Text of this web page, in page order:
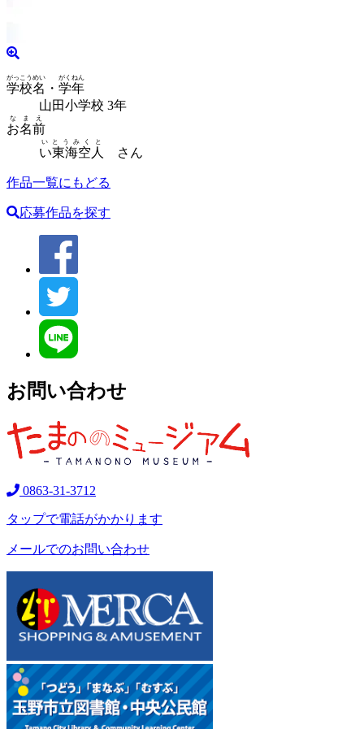
学校名
がっこうめい
・ 学年
がくねん
山田小学校 3年
お名前
なまえ
い東海空人
いとうみくと
さん
作品一覧にもどる
応募作品を探す
お問い合わせ
0863-31-3712
タップで電話がかかります
メールでのお問い合わせ